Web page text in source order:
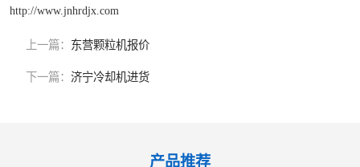
http://www.jnhrdjx.com
上一篇： 东营颗粒机报价
下一篇： 济宁冷却机进货
产品推荐